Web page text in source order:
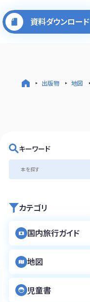
資料ダウンロード
出版物 地図
キーワード
カテゴリ
国内旅行ガイド
地図
児童書